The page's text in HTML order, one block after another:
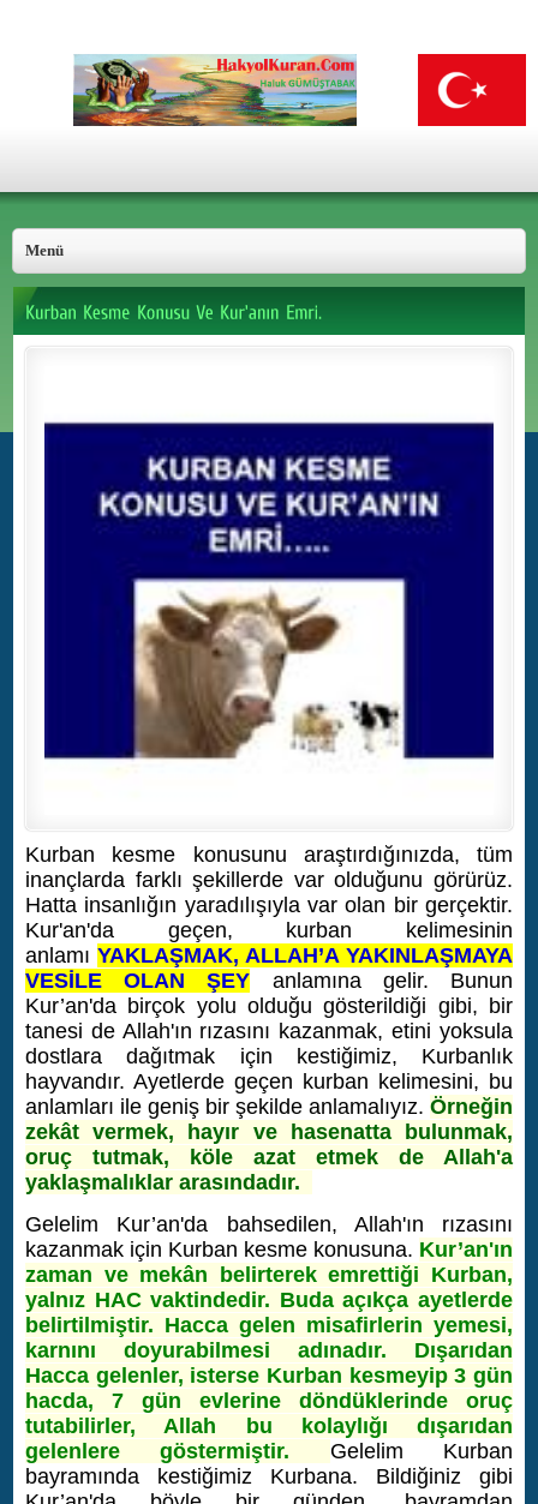
Kurban kesme konusunu araştırdığınızda, tüm
inançlarda farklı şekillerde var olduğunu görürüz.
Hatta insanlığın yaradılışıyla var olan bir gerçektir.
Kur'an'da geçen, kurban kelimesinin
anlamı YAKLAŞMAK, ALLAH’A YAKINLAŞMAYA
VESİLE OLAN ŞEY anlamına gelir. Bunun
Kur’an'da birçok yolu olduğu gösterildiği gibi, bir
tanesi de Allah'ın rızasını kazanmak, etini yoksula
dostlara dağıtmak için kestiğimiz, Kurbanlık
hayvandır. Ayetlerde geçen kurban kelimesini, bu
anlamları ile geniş bir şekilde anlamalıyız. Örneğin
zekât vermek, hayır ve hasenatta bulunmak,
oruç tutmak, köle azat etmek de Allah'a
yaklaşmalıklar arasındadır.
Gelelim Kur’an'da bahsedilen, Allah'ın rızasını
kazanmak için Kurban kesme konusuna. Kur’an'ın
zaman ve mekân belirterek emrettiği Kurban,
yalnız HAC vaktindedir. Buda açıkça ayetlerde
belirtilmiştir. Hacca gelen misafirlerin yemesi,
karnını doyurabilmesi adınadır. Dışarıdan
Hacca gelenler, isterse Kurban kesmeyip 3 gün
hacda, 7 gün evlerine döndüklerinde oruç
tutabilirler, Allah bu kolaylığı dışarıdan
gelenlere göstermiştir. Gelelim Kurban
bayramında kestiğimiz Kurbana. Bildiğiniz gibi